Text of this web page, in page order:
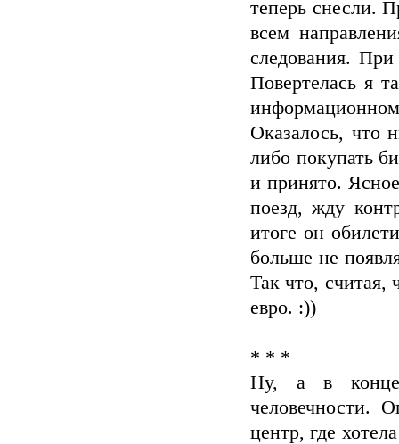
теперь снесли.
всем
следования.
Повертелась я
Оказалось, что
либо покупать
и принято.
поезд, жду
итоге он
больше не
Так что, считая,
евро. :))
* * *
Ну, а в конце
человечности.
центр, где